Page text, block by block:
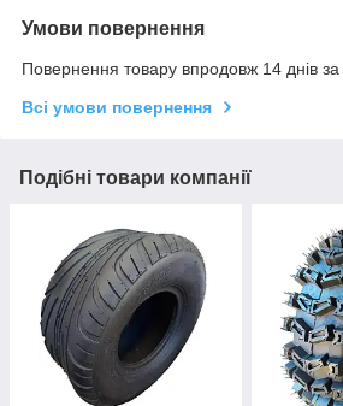
Умови повернення
Повернення товару впродовж 14 днів
Всі умови повернення
Подібні товари компанії